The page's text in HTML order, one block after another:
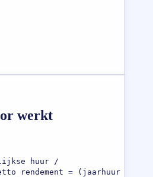
werkt
huur /
rendement = (jaarhuur